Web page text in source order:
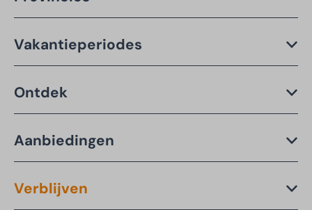
Vakantieperiodes
Ontdek
Aanbiedingen
Verblijven